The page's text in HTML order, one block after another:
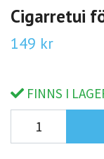
Cigarretui
149 kr
FINNS I